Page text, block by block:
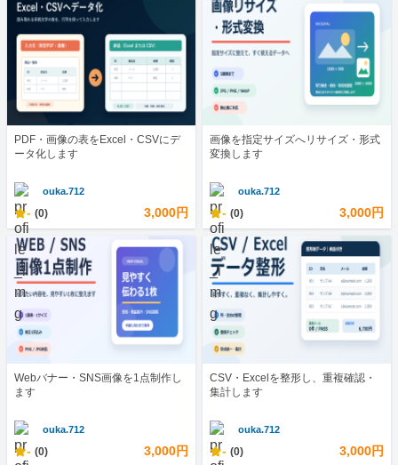
PDF・画像の表をExcel・CSVにデ
ータ化します
ouka.712
- (0) 3,000円
画像を指定サイズへリサイズ・形式
変換します
ouka.712
- (0) 3,000円
Webバナー・SNS画像を1点制作し
ます
ouka.712
- (0) 3,000円
CSV・Excelを整形し、重複確認・
集計します
ouka.712
- (0) 3,000円